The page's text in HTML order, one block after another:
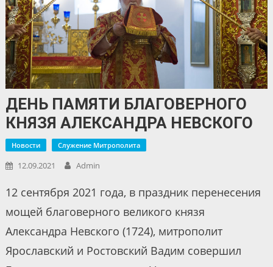
ДЕНЬ ПАМЯТИ БЛАГОВЕРНОГО
КНЯЗЯ АЛЕКСАНДРА НЕВСКОГО
Новости Служение Митрополита
12.09.2021 Admin
12 сентября 2021 года, в праздник перенесения
мощей благоверного великого князя
Александра Невского (1724), митрополит
Ярославский и Ростовский Вадим совершил